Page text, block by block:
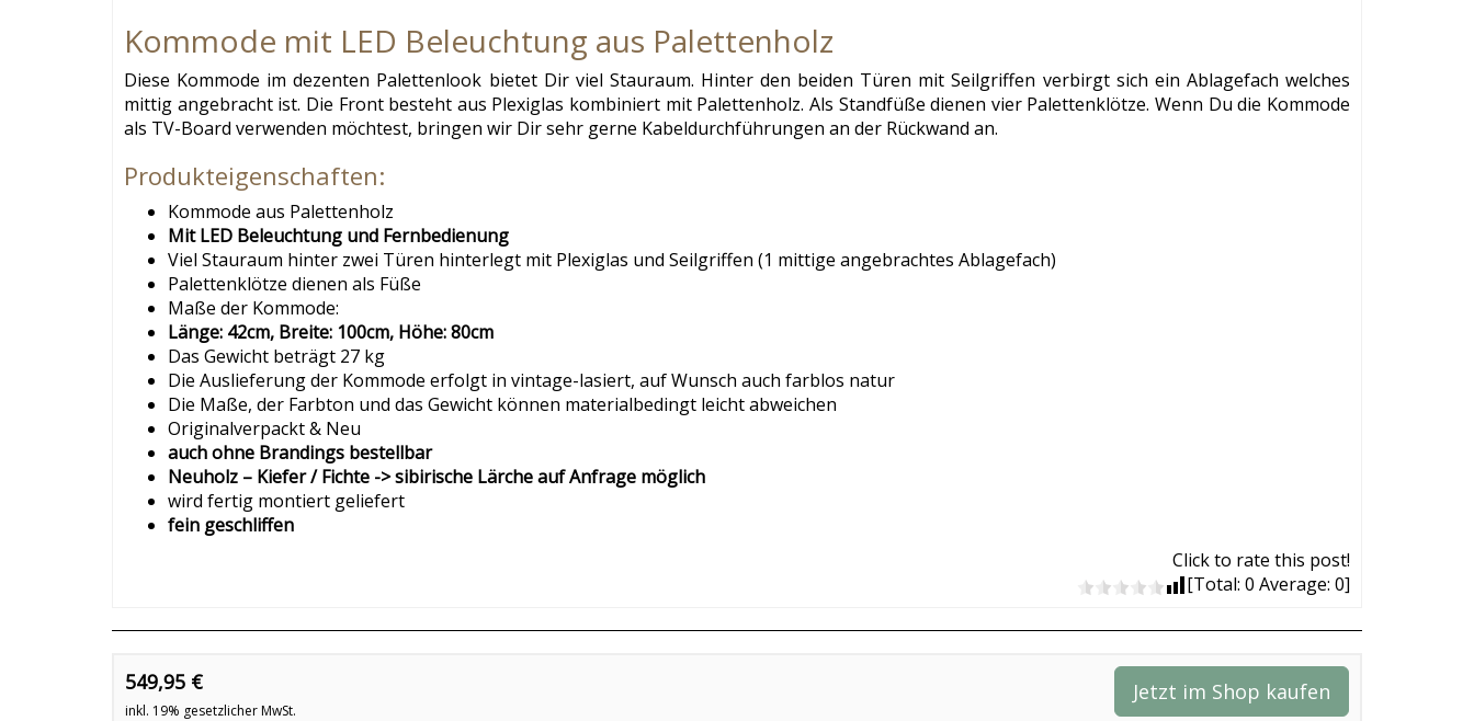
Kommode mit LED Beleuchtung aus Palettenholz
Diese Kommode im dezenten Palettenlook bietet Dir viel Stauraum. Hinter den beiden Türen mit Seilgriffen verbirgt sich ein Ablagefach welches
mittig angebracht ist. Die Front besteht aus Plexiglas kombiniert mit Palettenholz. Als Standfüße dienen vier Palettenklötze. Wenn Du die Kommode
als TV-Board verwenden möchtest, bringen wir Dir sehr gerne Kabeldurchführungen an der Rückwand an.
Produkteigenschaften:
Kommode aus Palettenholz
Mit LED Beleuchtung und Fernbedienung
Viel Stauraum hinter zwei Türen hinterlegt mit Plexiglas und Seilgriffen (1 mittige angebrachtes Ablagefach)
Palettenklötze dienen als Füße
Maße der Kommode:
Länge: 42cm, Breite: 100cm, Höhe: 80cm
Das Gewicht beträgt 27 kg
Die Auslieferung der Kommode erfolgt in vintage-lasiert, auf Wunsch auch farblos natur
Die Maße, der Farbton und das Gewicht können materialbedingt leicht abweichen
Originalverpackt & Neu
auch ohne Brandings bestellbar
Neuholz – Kiefer / Fichte -> sibirische Lärche auf Anfrage möglich
wird fertig montiert geliefert
fein geschliffen
Click to rate this post!
[Total: 0 Average: 0]
549,95 €
inkl. 19% gesetzlicher MwSt.
Jetzt im Shop kaufen